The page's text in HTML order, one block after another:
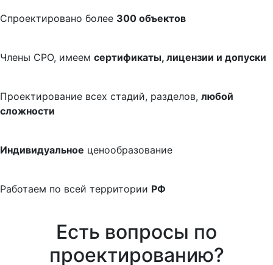
Спроектировано более 300 объектов
Члены СРО, имеем сертификаты, лицензии и допуски
Проектирование всех стадий, разделов, любой
сложности
Индивидуальное ценообразование
Работаем по всей территории РФ
Есть вопросы по
проектированию?